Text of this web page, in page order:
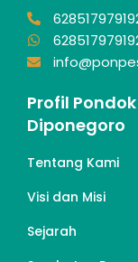
Profil
Diponegoro
Tentang Kami
Visi dan Misi
Sejarah